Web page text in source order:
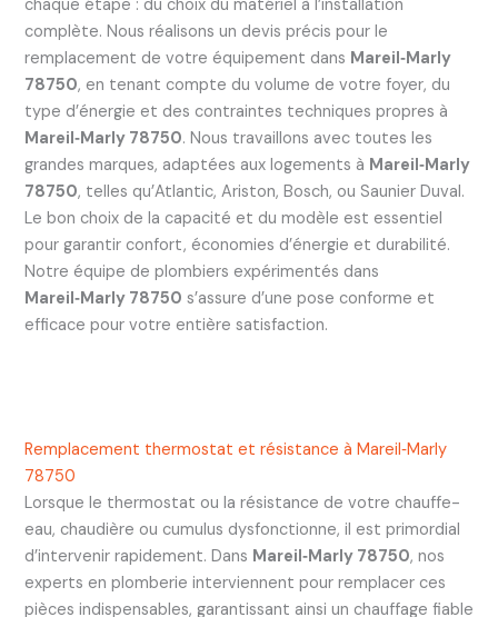
chaque étape : du choix du matériel à l’installation
complète. Nous réalisons un devis précis pour le
remplacement de votre équipement dans Mareil‑Marly
78750, en tenant compte du volume de votre foyer, du
type d’énergie et des contraintes techniques propres à
Mareil‑Marly 78750. Nous travaillons avec toutes les
grandes marques, adaptées aux logements à Mareil‑Marly
78750, telles qu’Atlantic, Ariston, Bosch, ou Saunier Duval.
Le bon choix de la capacité et du modèle est essentiel
pour garantir confort, économies d’énergie et durabilité.
Notre équipe de plombiers expérimentés dans
Mareil‑Marly 78750 s’assure d’une pose conforme et
efficace pour votre entière satisfaction.
Remplacement thermostat et résistance à Mareil‑Marly
78750
Lorsque le thermostat ou la résistance de votre chauffe-
eau, chaudière ou cumulus dysfonctionne, il est primordial
d’intervenir rapidement. Dans Mareil‑Marly 78750, nos
experts en plomberie interviennent pour remplacer ces
pièces indispensables, garantissant ainsi un chauffage fiable